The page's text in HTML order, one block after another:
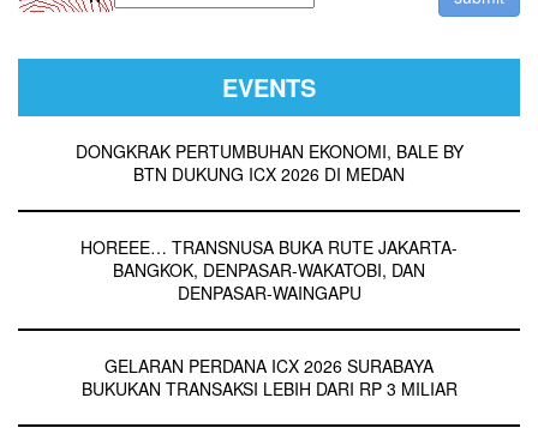
EVENTS
DONGKRAK PERTUMBUHAN EKONOMI, BALE BY
BTN DUKUNG ICX 2026 DI MEDAN
HOREEE… TRANSNUSA BUKA RUTE JAKARTA-
BANGKOK, DENPASAR-WAKATOBI, DAN
DENPASAR-WAINGAPU
GELARAN PERDANA ICX 2026 SURABAYA
BUKUKAN TRANSAKSI LEBIH DARI RP 3 MILIAR